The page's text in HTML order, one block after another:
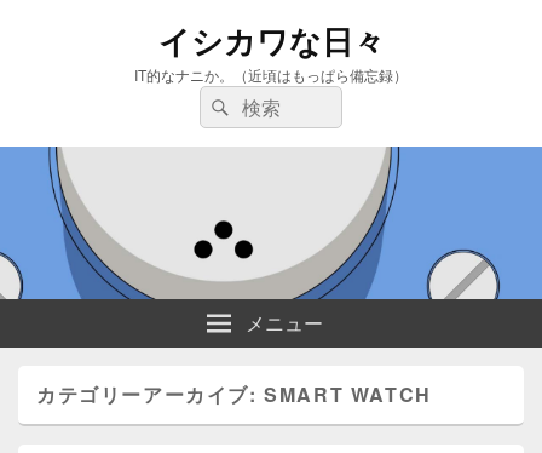
イシカワな日々
IT的なナニか。（近頃はもっぱら備忘録）
検
索:
検
索
メニュー
カテゴリーアーカイブ:SMART WATCH